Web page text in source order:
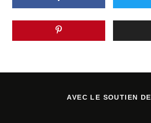
AVEC LE SOUTIEN DE